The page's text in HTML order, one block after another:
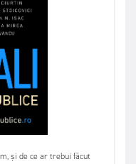
și de ce ar trebui făcut